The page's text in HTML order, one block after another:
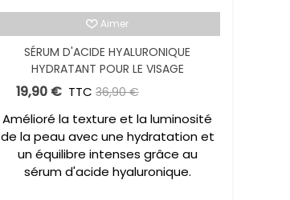
Aimer
SÉRUM D'ACIDE HYALURONIQUE
HYDRATANT POUR LE VISAGE
19,90 € TTC 36,90 €
Amélioré la texture et la luminosité
de la peau avec une hydratation et
un équilibre intenses grâce au
sérum d'acide hyaluronique.